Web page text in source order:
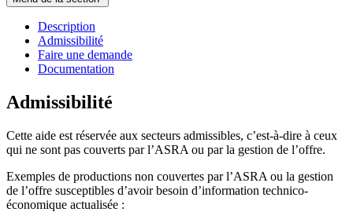
Description
Admissibilité
Faire une demande
Documentation
Admissibilité
Cette aide est réservée aux secteurs admissibles, c’est-à-dire à ceux
qui ne sont pas couverts par l’ASRA ou par la gestion de l’offre.
Exemples de productions non couvertes par l’ASRA ou la gestion
de l’offre susceptibles d’avoir besoin d’information technico-
économique actualisée :